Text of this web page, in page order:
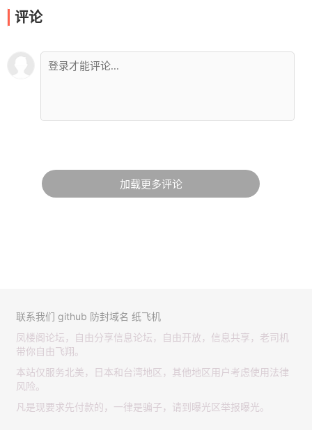
评论
加载更多评论
联系我们 github 防封域名 纸飞机
凤楼阁论坛，自由分享信息论坛，自由开放，信息共享，老司机
带你自由飞翔。
本站仅服务北美，日本和台湾地区，其他地区用户考虑使用法律
风险。
凡是现要求先付款的，一律是骗子，请到曝光区举报曝光。